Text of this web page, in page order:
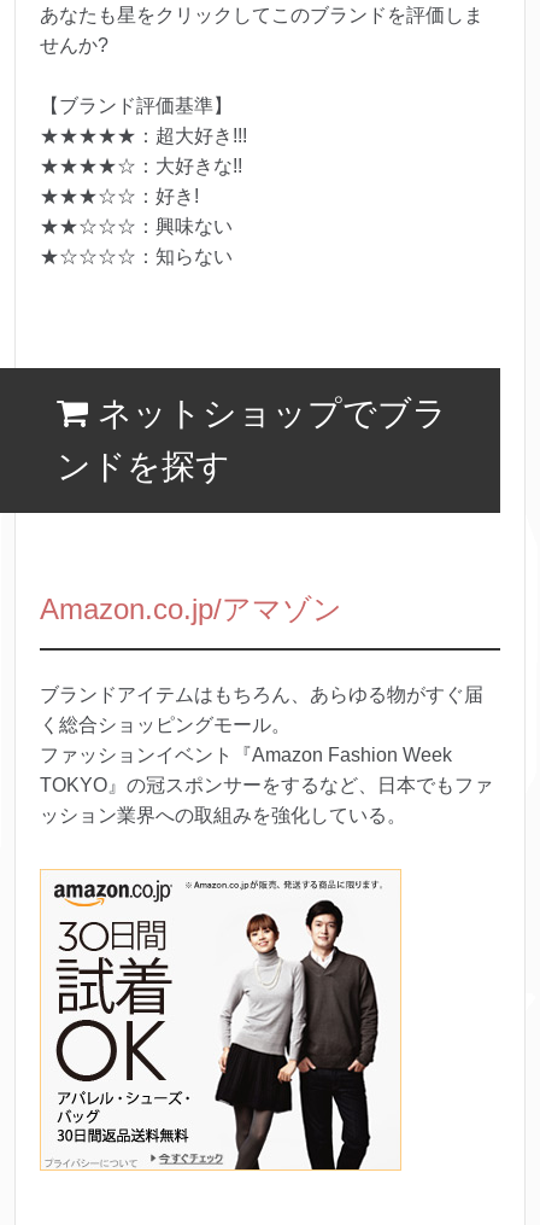
あなたも星をクリックしてこのブランドを評価しま
せんか?
【ブランド評価基準】
★★★★★：超大好き!!!
★★★★☆：大好きな!!
★★★☆☆：好き!
★★☆☆☆：興味ない
★☆☆☆☆：知らない
ネットショップでブラ
ンドを探す
Amazon.co.jp/アマゾン
ブランドアイテムはもちろん、あらゆる物がすぐ届
く総合ショッピングモール。
ファッションイベント『Amazon Fashion Week
TOKYO』の冠スポンサーをするなど、日本でもファ
ッション業界への取組みを強化している。